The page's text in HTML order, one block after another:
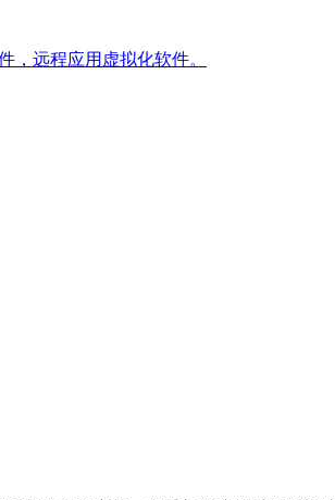
，远程应用虚拟化软件。